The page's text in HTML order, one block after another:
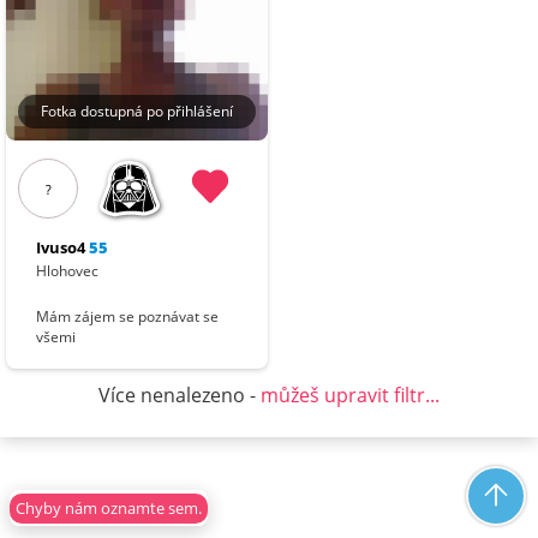
Chyby nám oznamte sem.
Fotka dostupná po přihlášení
?
Ivuso455
Hlohovec
Mám zájem se poznávat se
všemi
Více nenalezeno - můžeš upravit filtr...